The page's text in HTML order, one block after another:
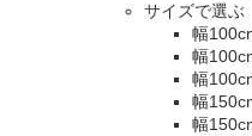
サイズで選ぶ
幅
幅
幅
幅
幅